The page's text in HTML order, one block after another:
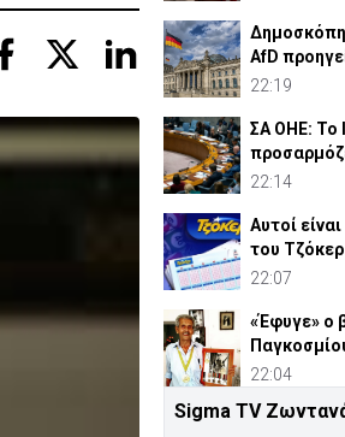
AfD
Διεύρυνε
22:19
ΣΑ ΟΗΕ: Το
στην
22:14
Αυτοί
του
ευρώ
22:07
«Έφυγε» ο
ΕΟΚΑ,
22:04
«Όχι» 9
Sigma TV